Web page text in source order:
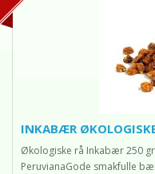
INKABÆR
Økologiske rå Inkabær 250
PeruvianaGode smakfulle